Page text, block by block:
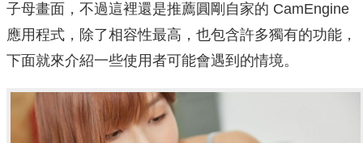
子母畫面，不過這裡還是推薦圓剛自家的 CamEngine
應用程式，除了相容性最高，也包含許多獨有的功能，
下面就來介紹一些使用者可能會遇到的情境。